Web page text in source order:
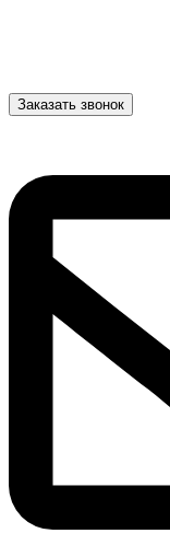
Заказать звонок